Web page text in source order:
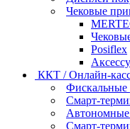
Чековые
Posiflex
ККТ / Онлайн-
Фискальные
Смарт-
Смарт-